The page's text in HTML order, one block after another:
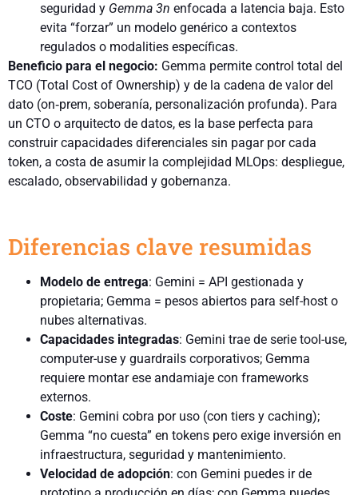
seguridad y Gemma 3n enfocada a latencia baja. Esto
evita “forzar” un modelo genérico a contextos
regulados o modalities específicas.
Beneficio para el negocio: Gemma permite control total del
TCO (Total Cost of Ownership) y de la cadena de valor del
dato (on‑prem, soberanía, personalización profunda). Para
un CTO o arquitecto de datos, es la base perfecta para
construir capacidades diferenciales sin pagar por cada
token, a costa de asumir la complejidad MLOps: despliegue,
escalado, observabilidad y gobernanza.
Diferencias clave resumidas
Modelo de entrega: Gemini = API gestionada y
propietaria; Gemma = pesos abiertos para self-host o
nubes alternativas.
Capacidades integradas: Gemini trae de serie tool-use,
computer-use y guardrails corporativos; Gemma
requiere montar ese andamiaje con frameworks
externos.
Coste: Gemini cobra por uso (con tiers y caching);
Gemma “no cuesta” en tokens pero exige inversión en
infraestructura, seguridad y mantenimiento.
Velocidad de adopción: con Gemini puedes ir de